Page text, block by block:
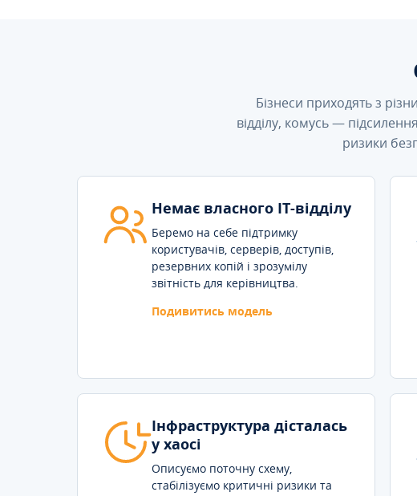
Бізнеси приходять з
відділу, комусь —
ризики
Немає власного IT-відділу
Беремо на себе підтримку
користувачів, серверів, доступів,
резервних копій і зрозумілу
звітність для керівництва.
Подивитись модель
Інфраструктура дісталась
у хаосі
Описуємо поточну схему,
стабілізуємо критичні ризики та